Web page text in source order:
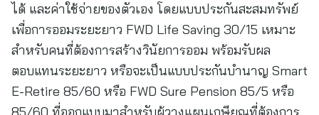
ได้ และค่าใช้จ่ายของตัวเอง โดยแบบประกันสะสมทรัพย์
เพื่อการออมระยะยาว FWD Life Saving 30/15 เหมาะ
สำหรับคนที่ต้องการสร้างวินัยการออม พร้อมรับผล
ตอบแทนระยะยาว หรือจะเป็นแบบประกันบำนาญ Smart
E-Retire 85/60 หรือ FWD Sure Pension 85/5 หรือ